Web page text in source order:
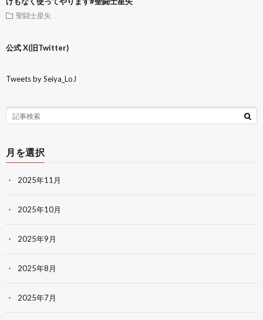
聖闘士星矢
公式 X(旧Twitter)
Tweets by Seiya_LoJ
月を選択
2025年11月
2025年10月
2025年9月
2025年8月
2025年7月